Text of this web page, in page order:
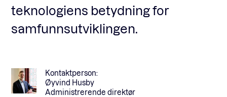
Nyheter og meninger
teknologiens betydning for
samfunnsutviklingen.
Kontaktperson:
Øyvind Husby
Administrerende direktør